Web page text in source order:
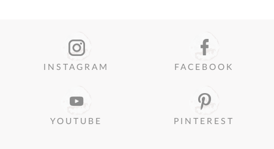
INSTAGRAM FACEBOOK
YOUTUBE PINTEREST